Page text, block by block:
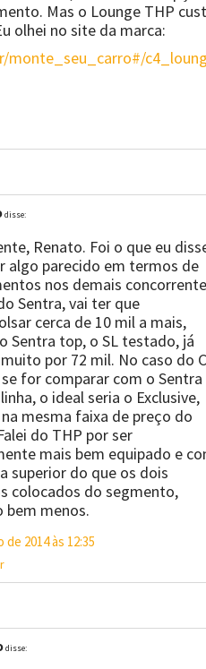
Mas o Lounge THP
olhei no site da marca:
disse:
Renato. Foi o que eu
algo parecido em termos de
nos demais
Sentra, vai ter que
cerca de 10 mil a mais,
Sentra top, o SL testado, já
por 72 mil. No caso do
for comparar com o Sentra
o ideal seria o Exclusive,
mesma faixa de preço do
do THP por ser
mais bem equipado e
superior do que os dois
colocados do segmento,
bem menos.
de 2014 às 12:35
disse: